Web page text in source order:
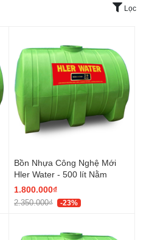
Lọc
Bồn Nhựa Công Nghệ Mới
Hler Water - 500 lít Nằm
1.800.000₫
2.350.000₫ -23%